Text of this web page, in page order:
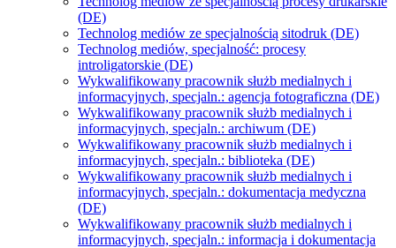
(DE)
Technolog mediów ze specjalnością sitodruk (DE)
Technolog mediów, specjalność: procesy
introligatorskie (DE)
Wykwalifikowany pracownik służb medialnych i
informacyjnych, specjaln.: agencja fotograficzna (DE)
Wykwalifikowany pracownik służb medialnych i
informacyjnych, specjaln.: archiwum (DE)
Wykwalifikowany pracownik służb medialnych i
informacyjnych, specjaln.: biblioteka (DE)
Wykwalifikowany pracownik służb medialnych i
informacyjnych, specjaln.: dokumentacja medyczna
(DE)
Wykwalifikowany pracownik służb medialnych i
informacyjnych, specjaln.: informacja i dokumentacja